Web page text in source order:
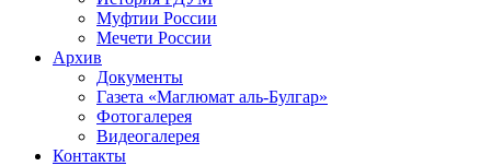
Муфтии России
Мечети России
Архив
Документы
Газета «Маглюмат аль-Булгар»
Фотогалерея
Видеогалерея
Контакты